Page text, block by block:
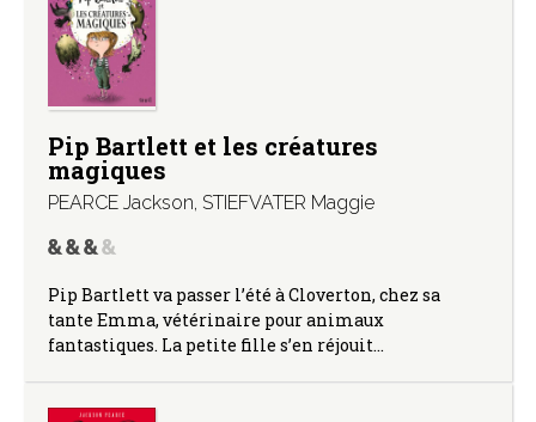
Pip Bartlett et les créatures
magiques
PEARCE Jackson, STIEFVATER Maggie
Pip Bartlett va passer l’été à Cloverton, chez sa
tante Emma, vétérinaire pour animaux
fantastiques. La petite fille s’en réjouit…